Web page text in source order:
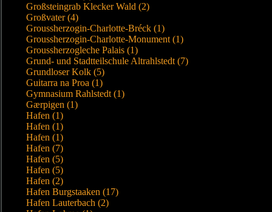
Großsteingrab Klecker Wald (2)
Großvater (4)
Groussherzogin-Charlotte-Bréck (1)
Groussherzogin-Charlotte-Monument (1)
Groussherzogleche Palais (1)
Grund- und Stadtteilschule Altrahlstedt (7)
Grundloser Kolk (5)
Guitarra na Proa (1)
Gymnasium Rahlstedt (1)
Gærpigen (1)
Hafen (1)
Hafen (1)
Hafen (1)
Hafen (7)
Hafen (5)
Hafen (5)
Hafen (2)
Hafen Burgstaaken (17)
Hafen Lauterbach (2)